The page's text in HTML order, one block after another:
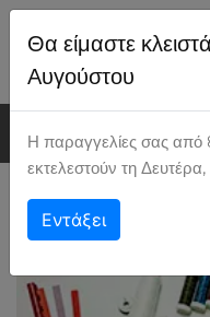
Θα είμαστε
Αυγούστου
Η παραγγελίες σας από
εκτελεστούν τη
516302